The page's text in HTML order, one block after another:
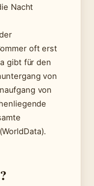
Nacht
oft erst
gibt für den
von
von